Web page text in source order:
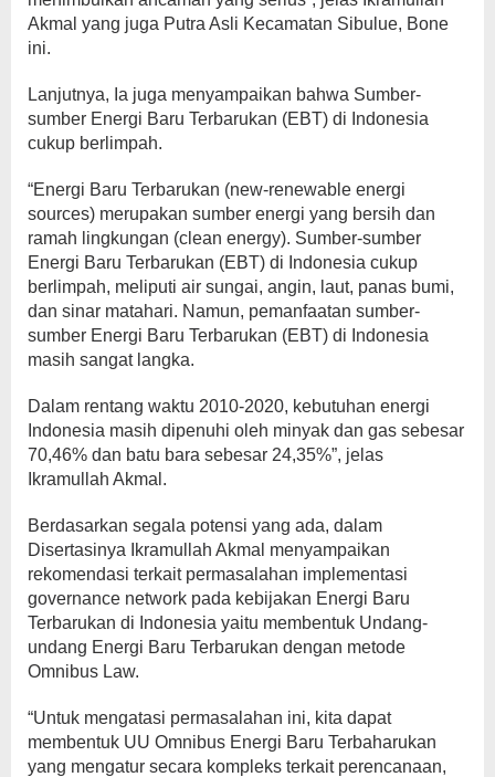
Akmal yang juga Putra Asli Kecamatan Sibulue, Bone
ini.
Lanjutnya, Ia juga menyampaikan bahwa Sumber-
sumber Energi Baru Terbarukan (EBT) di Indonesia
cukup berlimpah.
“Energi Baru Terbarukan (new-renewable energi
sources) merupakan sumber energi yang bersih dan
ramah lingkungan (clean energy). Sumber-sumber
Energi Baru Terbarukan (EBT) di Indonesia cukup
berlimpah, meliputi air sungai, angin, laut, panas bumi,
dan sinar matahari. Namun, pemanfaatan sumber-
sumber Energi Baru Terbarukan (EBT) di Indonesia
masih sangat langka.
Dalam rentang waktu 2010-2020, kebutuhan energi
Indonesia masih dipenuhi oleh minyak dan gas sebesar
70,46% dan batu bara sebesar 24,35%”, jelas
Ikramullah Akmal.
Berdasarkan segala potensi yang ada, dalam
Disertasinya Ikramullah Akmal menyampaikan
rekomendasi terkait permasalahan implementasi
governance network pada kebijakan Energi Baru
Terbarukan di Indonesia yaitu membentuk Undang-
undang Energi Baru Terbarukan dengan metode
Omnibus Law.
“Untuk mengatasi permasalahan ini, kita dapat
membentuk UU Omnibus Energi Baru Terbaharukan
yang mengatur secara kompleks terkait perencanaan,